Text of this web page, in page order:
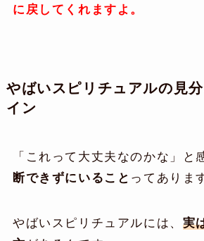
に戻してくれますよ。
やばいスピリチュアルの見
イン
「これって大丈夫なのかな」と
断できずにいること ってありま
やばいスピリチュアルには、 実